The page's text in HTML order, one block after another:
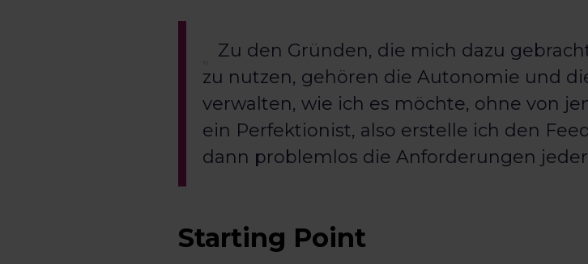
Zu den Gründen, die mich dazu
zu nutzen, gehören die Autonomie und
verwalten, wie ich es möchte, ohne von
ein Perfektionist, also erstelle ich den
dann problemlos die Anforderungen
Starting Point